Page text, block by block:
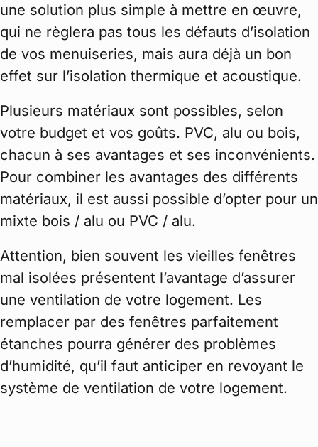
une solution plus simple à mettre en œuvre,
qui ne règlera pas tous les défauts d’isolation
de vos menuiseries, mais aura déjà un bon
effet sur l’isolation thermique et acoustique.
Plusieurs matériaux sont possibles, selon
votre budget et vos goûts. PVC, alu ou bois,
chacun à ses avantages et ses inconvénients.
Pour combiner les avantages des différents
matériaux, il est aussi possible d’opter pour un
mixte bois / alu ou PVC / alu.
Attention, bien souvent les vieilles fenêtres
mal isolées présentent l’avantage d’assurer
une ventilation de votre logement. Les
remplacer par des fenêtres parfaitement
étanches pourra générer des problèmes
d’humidité, qu’il faut anticiper en revoyant le
système de ventilation de votre logement.